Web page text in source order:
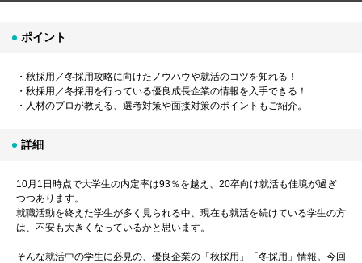
ポイント
・秋採用／冬採用攻略に向けたノウハウや就活のコツを知れる！
・秋採用／冬採用を行っている優良成長企業の情報を入手できる！
・人材のプロが教える、選考対策や面接対策のポイントもご紹介。
詳細
10月1日時点で大学生の内定率は93％を越え、20卒向け就活も佳境が過ぎ
つつあります。
就職活動を終えた学生が多く見られる中、現在も就活を続けている学生の方
は、不安も大きくなっているかと思います。
そんな就活中の学生に必見の、優良企業の「秋採用」「冬採用」情報。今回